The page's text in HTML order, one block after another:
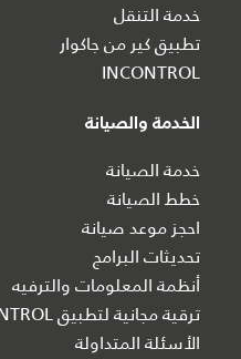
خدمة التنقل
تطبيق كير من جاكوار
INCONTROL
الخدمة والصيانة
خدمة الصيانة
خطط الصيانة
احجز موعد صيانة
تحديثات البرامج
أنظمة المعلومات والترفيه
ترقية مجانية لتطبيق INCONTROL
الأسئلة المتداولة